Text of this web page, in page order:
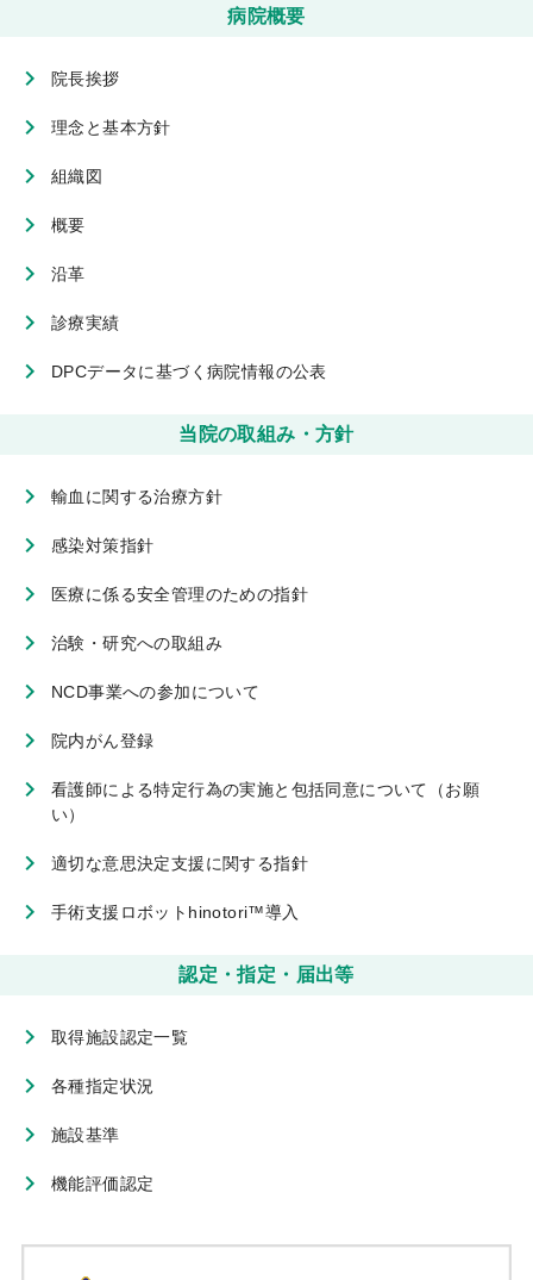
病院概要
院長挨拶
理念と基本方針
組織図
概要
沿革
診療実績
DPCデータに基づく病院情報の公表
当院の取組み・方針
輸血に関する治療方針
感染対策指針
医療に係る安全管理のための指針
治験・研究への取組み
NCD事業への参加について
院内がん登録
看護師による特定行為の実施と包括同意について（お願
い）
適切な意思決定支援に関する指針
手術支援ロボットhinotori™導入
認定・指定・届出等
取得施設認定一覧
各種指定状況
施設基準
機能評価認定